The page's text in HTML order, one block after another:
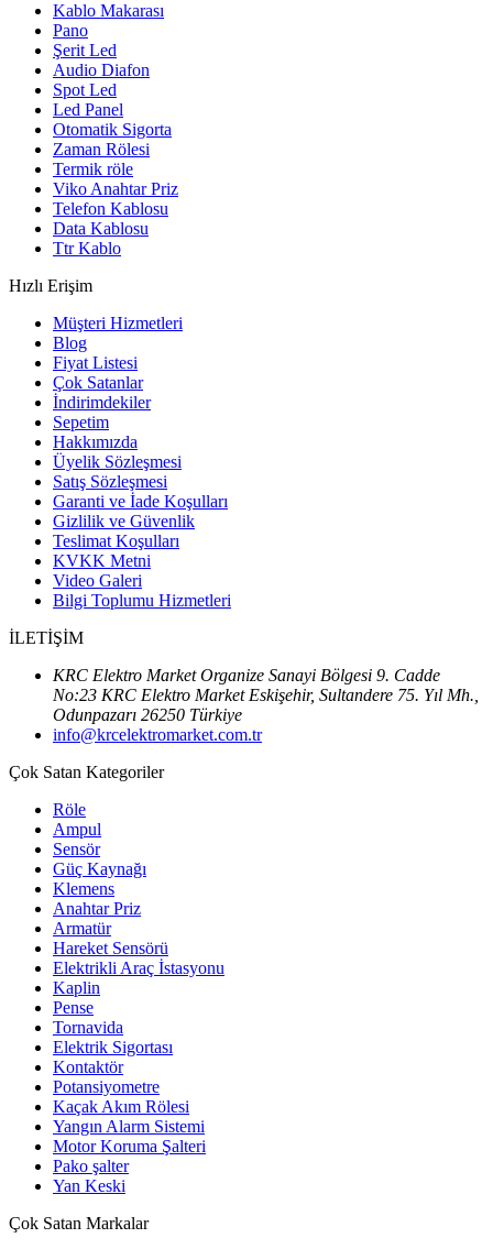
Kablo Makarası
Pano
Şerit Led
Audio Diafon
Spot Led
Led Panel
Otomatik Sigorta
Zaman Rölesi
Termik röle
Viko Anahtar Priz
Telefon Kablosu
Data Kablosu
Ttr Kablo
Hızlı Erişim
Müşteri Hizmetleri
Blog
Fiyat Listesi
Çok Satanlar
İndirimdekiler
Sepetim
Hakkımızda
Üyelik Sözleşmesi
Satış Sözleşmesi
Garanti ve İade Koşulları
Gizlilik ve Güvenlik
Teslimat Koşulları
KVKK Metni
Video Galeri
Bilgi Toplumu Hizmetleri
İLETİŞİM
KRC Elektro Market Organize Sanayi Bölgesi 9. Cadde
No:23 KRC Elektro Market Eskişehir, Sultandere 75. Yıl Mh.,
Odunpazarı 26250 Türkiye
info@krcelektromarket.com.tr
Çok Satan Kategoriler
Röle
Ampul
Sensör
Güç Kaynağı
Klemens
Anahtar Priz
Armatür
Hareket Sensörü
Elektrikli Araç İstasyonu
Kaplin
Pense
Tornavida
Elektrik Sigortası
Kontaktör
Potansiyometre
Kaçak Akım Rölesi
Yangın Alarm Sistemi
Motor Koruma Şalteri
Pako şalter
Yan Keski
Çok Satan Markalar